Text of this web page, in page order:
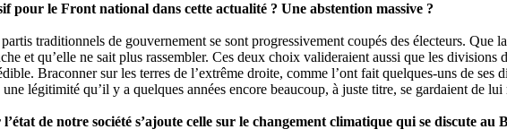
pour le Front national dans cette actualité ? Une abstention massive ?
traditionnels de gouvernement se sont progressivement coupés des électeurs. Que
et qu’elle ne sait plus rassembler. Ces deux choix valideraient aussi que les
Braconner sur les terres de l’extrême droite, comme l’ont fait quelques-uns de
légitimité qu’il y a quelques années encore beaucoup, à juste titre, se gardaient de lui
de notre société s’ajoute celle sur le changement climatique qui se discute